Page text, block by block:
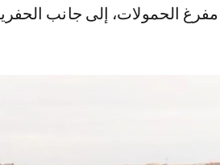
الحمولات، إلى جانب